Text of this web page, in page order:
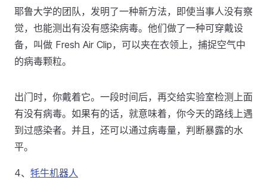
耶鲁大学的团队，发明了一种新方法，即使当事人没有察
觉，也能测出有没有感染病毒。他们做了一种可穿戴设
备，叫做 Fresh Air Clip，可以夹在衣领上，捕捉空气中
的病毒颗粒。
出门时，你戴着它。一段时间后，再交给实验室检测上面
有没有病毒。如果有的话，就意味着，你今天的路线上遇
到过感染者。并且，还可以通过病毒量，判断暴露的水
平。
4、 牦牛机器人